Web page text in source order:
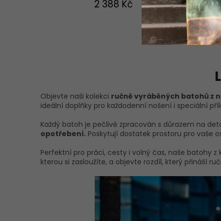
5
2 388 Kč
Objevte naši kolekci ručně vyráběných batohů z
ideální doplňky pro každodenní nošení i speciální
Každý batoh je pečlivě zpracován s důrazem na
opotřebení. Poskytují dostatek prostoru pro vaše
Perfektní pro práci, cesty i volný čas, naše batohy
kterou si zasloužíte, a objevte rozdíl, který přináší